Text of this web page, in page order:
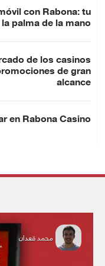
con Rabona: tu
palma de la mano
de los casinos
de gran
alcance
en Rabona Casino
محمد قعدان